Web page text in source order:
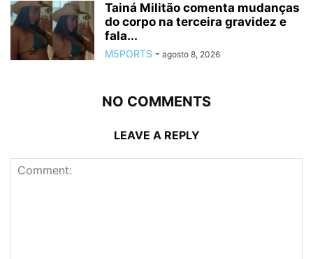
Tainá Militão comenta mudanças
do corpo na terceira gravidez e
fala...
M5PORTS - agosto 8, 2026
NO COMMENTS
LEAVE A REPLY